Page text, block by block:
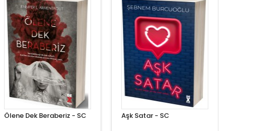
Ölene Dek Beraberiz - SC Aşk Satar - SC